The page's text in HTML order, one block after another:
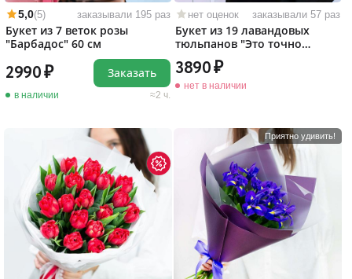
5,0(5) заказывали 195 раз
Букет из 7 веток розы
"Барбадос" 60 см
2990
в наличии 2 ч.
Заказать
нет оценок заказывали 57 раз
Букет из 19 лавандовых
тюльпанов "Это точно
любовь!"
3890
нет в наличии
Приятно удивить!